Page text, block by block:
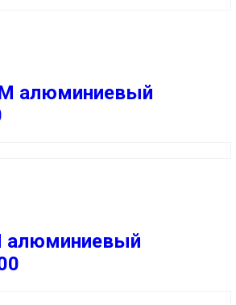
алюминиевый